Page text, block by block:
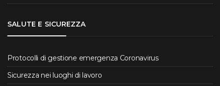
SALUTE E SICUREZZA
Protocolli di gestione emergenza Coronavirus
Sicurezza nei luoghi di lavoro